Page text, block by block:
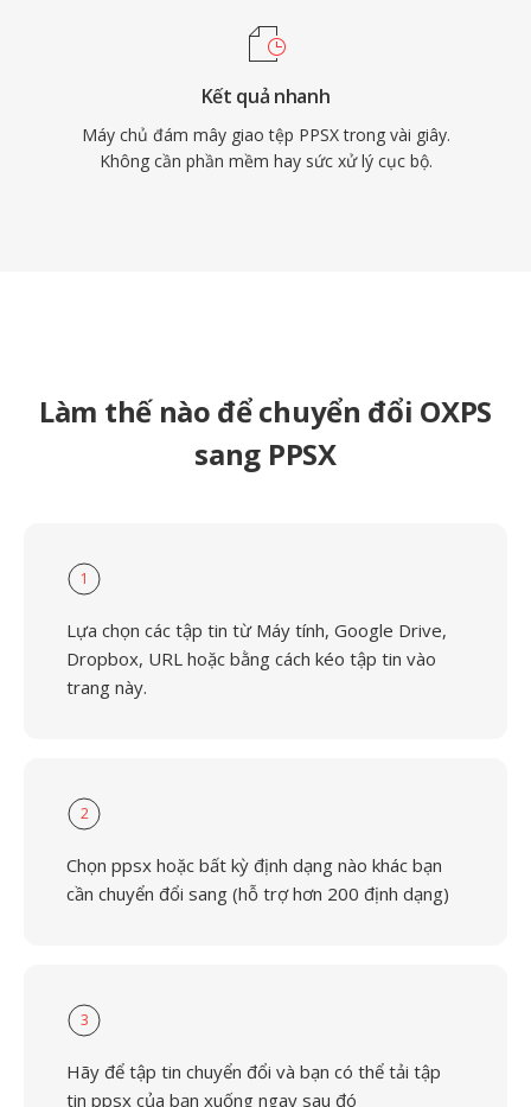
Kết quả nhanh
Máy chủ đám mây giao tệp PPSX trong vài giây.
Không cần phần mềm hay sức xử lý cục bộ.
Làm thế nào để chuyển đổi OXPS
sang PPSX
1
Lựa chọn các tập tin từ Máy tính, Google Drive,
Dropbox, URL hoặc bằng cách kéo tập tin vào
trang này.
2
Chọn ppsx hoặc bất kỳ định dạng nào khác bạn
cần chuyển đổi sang (hỗ trợ hơn 200 định dạng)
3
Hãy để tập tin chuyển đổi và bạn có thể tải tập
tin ppsx của bạn xuống ngay sau đó